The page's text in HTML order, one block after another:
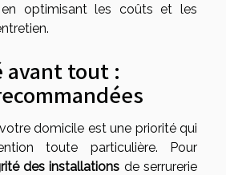
optimisant les coûts et les
avant tout :
domicile est une priorité qui
toute particulière. Pour
des installations de serrurerie